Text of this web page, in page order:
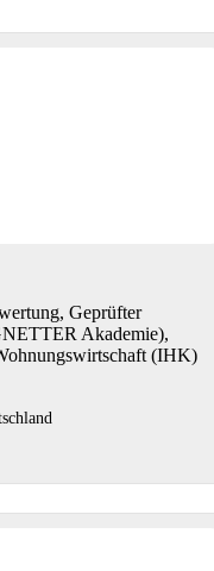
Geprüfter
Akademie),
(IHK)